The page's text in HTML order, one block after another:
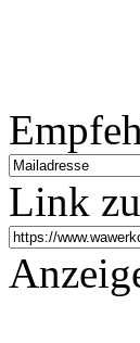
Link